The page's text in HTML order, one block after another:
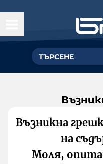
Възникна
на
Моля,